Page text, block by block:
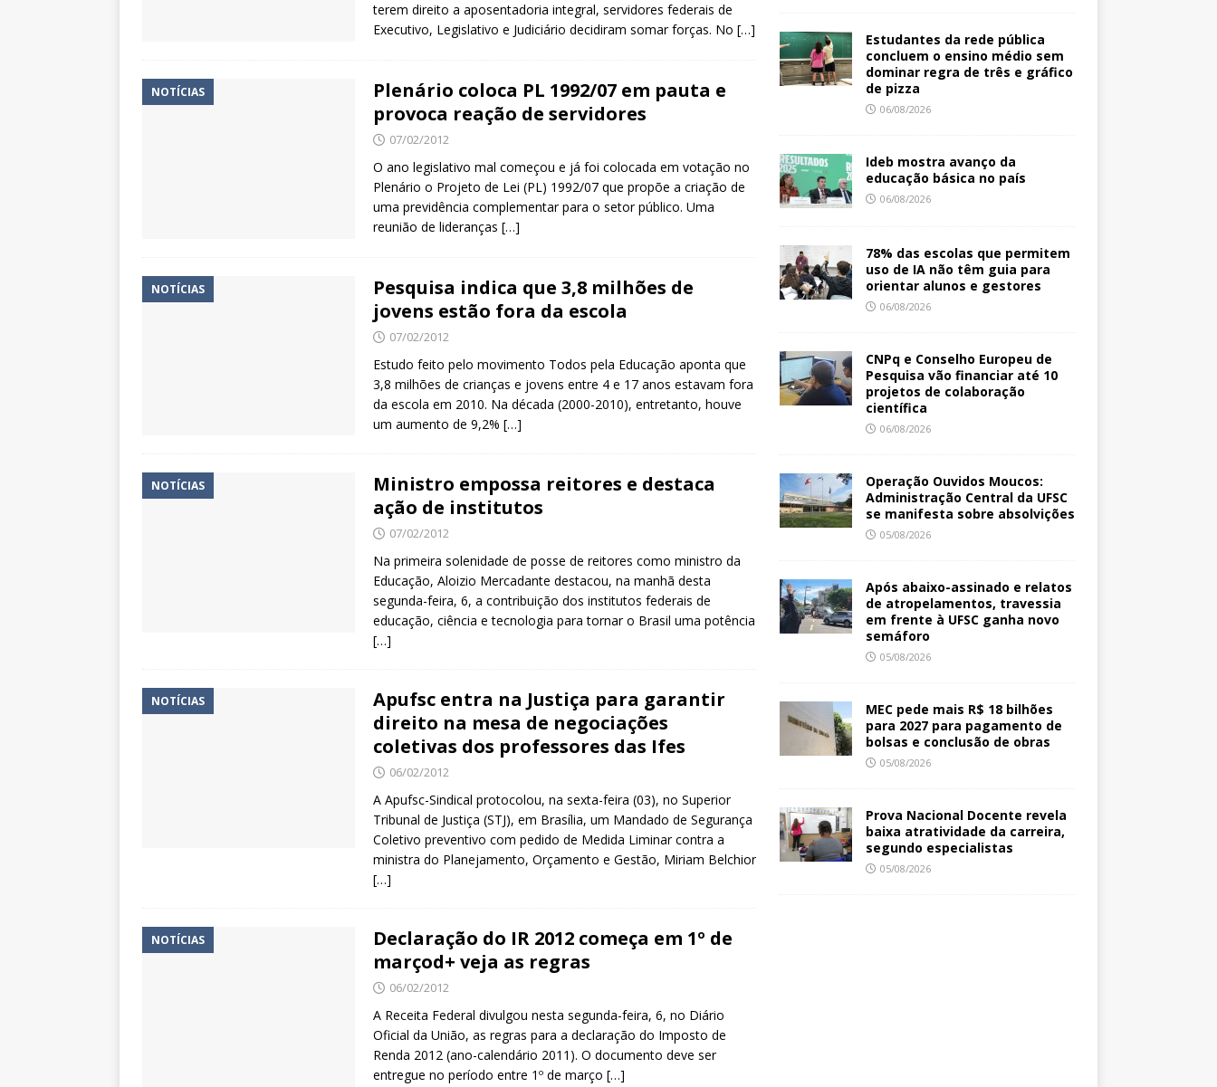
terem direito a aposentadoria integral, servidores federais de
Executivo, Legislativo e Judiciário decidiram somar forças. No […]
NOTÍCIAS
Plenário coloca PL 1992/07 em pauta e
provoca reação de servidores
07/02/2012
O ano legislativo mal começou e já foi colocada em votação no
Plenário o Projeto de Lei (PL) 1992/07 que propõe a criação de
uma previdência complementar para o setor público. Uma
reunião de lideranças […]
NOTÍCIAS
Pesquisa indica que 3,8 milhões de
jovens estão fora da escola
07/02/2012
Estudo feito pelo movimento Todos pela Educação aponta que
3,8 milhões de crianças e jovens entre 4 e 17 anos estavam fora
da escola em 2010. Na década (2000-2010), entretanto, houve
um aumento de 9,2% […]
NOTÍCIAS
Ministro empossa reitores e destaca
ação de institutos
07/02/2012
Na primeira solenidade de posse de reitores como ministro da
Educação, Aloizio Mercadante destacou, na manhã desta
segunda-feira, 6, a contribuição dos institutos federais de
educação, ciência e tecnologia para tornar o Brasil uma potência
[…]
NOTÍCIAS
Apufsc entra na Justiça para garantir
direito na mesa de negociações
coletivas dos professores das Ifes
06/02/2012
A Apufsc-Sindical protocolou, na sexta-feira (03), no Superior
Tribunal de Justiça (STJ), em Brasília, um Mandado de Segurança
Coletivo preventivo com pedido de Medida Liminar contra a
ministra do Planejamento, Orçamento e Gestão, Miriam Belchior
[…]
NOTÍCIAS
Declaração do IR 2012 começa em 1º de
marçod+ veja as regras
06/02/2012
A Receita Federal divulgou nesta segunda-feira, 6, no Diário
Oficial da União, as regras para a declaração do Imposto de
Renda 2012 (ano-calendário 2011). O documento deve ser
entregue no período entre 1º de março […]
Estudantes da rede pública
concluem o ensino médio sem
dominar regra de três e gráfico
de pizza
06/08/2026
Ideb mostra avanço da
educação básica no país
06/08/2026
78% das escolas que permitem
uso de IA não têm guia para
orientar alunos e gestores
06/08/2026
CNPq e Conselho Europeu de
Pesquisa vão financiar até 10
projetos de colaboração
científica
06/08/2026
Operação Ouvidos Moucos:
Administração Central da UFSC
se manifesta sobre absolvições
05/08/2026
Após abaixo-assinado e relatos
de atropelamentos, travessia
em frente à UFSC ganha novo
semáforo
05/08/2026
MEC pede mais R$ 18 bilhões
para 2027 para pagamento de
bolsas e conclusão de obras
05/08/2026
Prova Nacional Docente revela
baixa atratividade da carreira,
segundo especialistas
05/08/2026